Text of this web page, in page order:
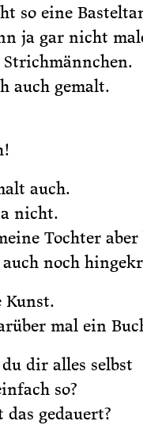
so eine
ja gar nicht
auch gemalt.
auch.
nicht.
Tochter aber
noch
Kunst.
mal ein
dir alles selbst
so?
gedauert?